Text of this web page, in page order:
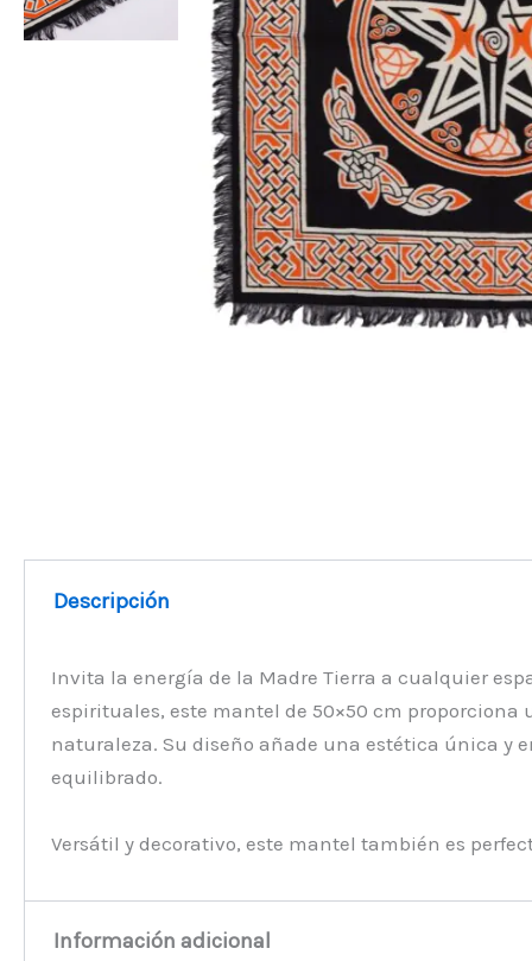
Descripción
Invita la energía de la Madre Tierra a cualquier
espirituales, este mantel de 50×50 cm
naturaleza. Su diseño añade una estética única y
equilibrado.
Versátil y decorativo, este mantel también es
Información adicional